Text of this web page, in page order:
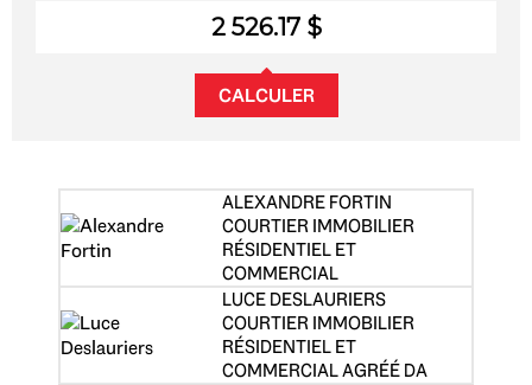
2 526.17 $
CALCULER
ALEXANDRE FORTIN
COURTIER IMMOBILIER
RÉSIDENTIEL ET
COMMERCIAL
LUCE DESLAURIERS
COURTIER IMMOBILIER
RÉSIDENTIEL ET
COMMERCIAL AGRÉÉ DA